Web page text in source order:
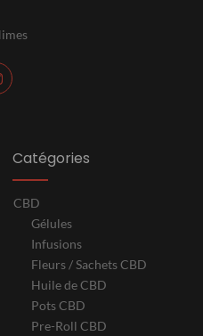
Catégories
CBD
Gélules
Infusions
Fleurs / Sachets CBD
Huile de CBD
Pots CBD
Pre-Roll CBD